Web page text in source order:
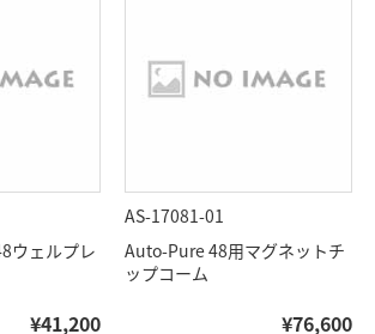
ウェルプレ
¥41,200
AS-17081-01
Auto-Pure 48用マグネットチ
ップコーム
¥76,600